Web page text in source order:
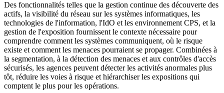
Des fonctionnalités telles que la gestion continue des découverte des
actifs, la visibilité du réseau sur les systèmes informatiques, les
technologies de l'information, l'IdO et les environnement CPS, et la
gestion de l'exposition fournissent le contexte nécessaire pour
comprendre comment les systèmes communiquent, où le risque
existe et comment les menaces pourraient se propager. Combinées à
la segmentation, à la détection des menaces et aux contrôles d'accès
sécurisés, les agences peuvent détecter les activités anormales plus
tôt, réduire les voies à risque et hiérarchiser les expositions qui
comptent le plus pour les opérations.